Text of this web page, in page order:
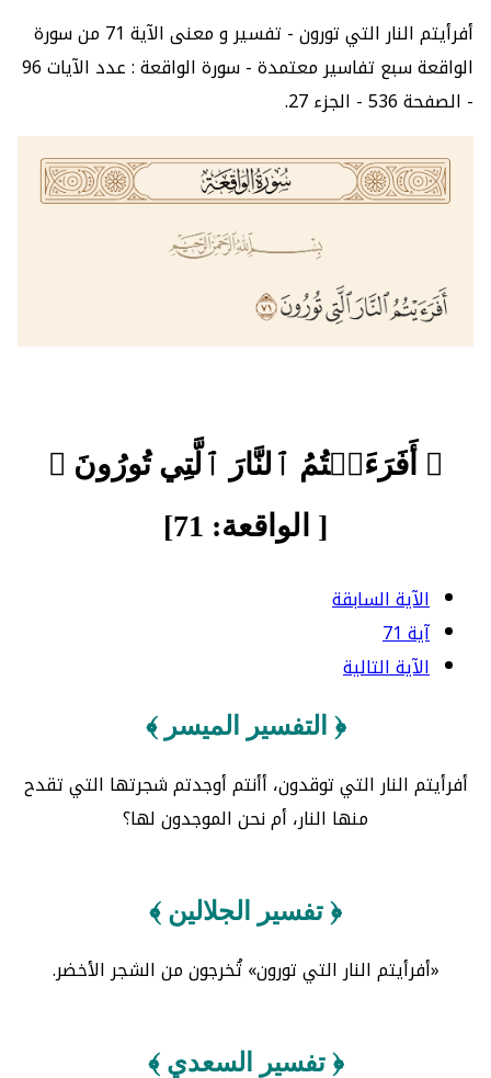
أفرأيتم النار التي تورون - تفسير و معنى الآية 71 من سورة
الواقعة سبع تفاسير معتمدة - سورة الواقعة : عدد الآيات 96
- الصفحة 536 - الجزء 27.
﴿ أَفَرَءَيۡتُمُ ٱلنَّارَ ٱلَّتِي تُورُونَ ﴾
[ الواقعة: 71]
الآية السابقة
آية 71
الآية التالية
﴿ التفسير الميسر ﴾
أفرأيتم النار التي توقدون، أأنتم أوجدتم شجرتها التي تقدح
منها النار، أم نحن الموجدون لها؟
﴿ تفسير الجلالين ﴾
«أفرأيتم النار التي تورون» تُخرجون من الشجر الأخضر.
﴿ تفسير السعدي ﴾